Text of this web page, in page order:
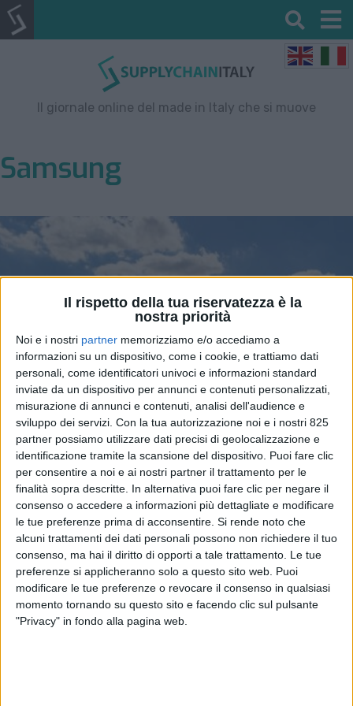
Il rispetto della tua riservatezza è la
nostra priorità
Noi e i nostri partner memorizziamo e/o accediamo a
informazioni su un dispositivo, come i cookie, e trattiamo dati
personali, come identificatori univoci e informazioni standard
inviate da un dispositivo per annunci e contenuti personalizzati,
misurazione di annunci e contenuti, analisi dell'audience e
sviluppo dei servizi. Con la tua autorizzazione noi e i nostri 825
partner possiamo utilizzare dati precisi di geolocalizzazione e
identificazione tramite la scansione del dispositivo. Puoi fare clic
per consentire a noi e ai nostri partner il trattamento per le
finalità sopra descritte. In alternativa puoi fare clic per negare il
consenso o accedere a informazioni più dettagliate e modificare
le tue preferenze prima di acconsentire. Si rende noto che
alcuni trattamenti dei dati personali possono non richiedere il tuo
consenso, ma hai il diritto di opporti a tale trattamento. Le tue
preferenze si applicheranno solo a questo sito web. Puoi
modificare le tue preferenze o revocare il consenso in qualsiasi
momento tornando su questo sito e facendo clic sul pulsante
"Privacy" in fondo alla pagina web.
Il giornale online del made in Italy che si muove
Samsung
Zim dovrà risarcire Samsung
per oltre 3,7 milioni di dollari
TRASPORTI 24 APRILE 2025